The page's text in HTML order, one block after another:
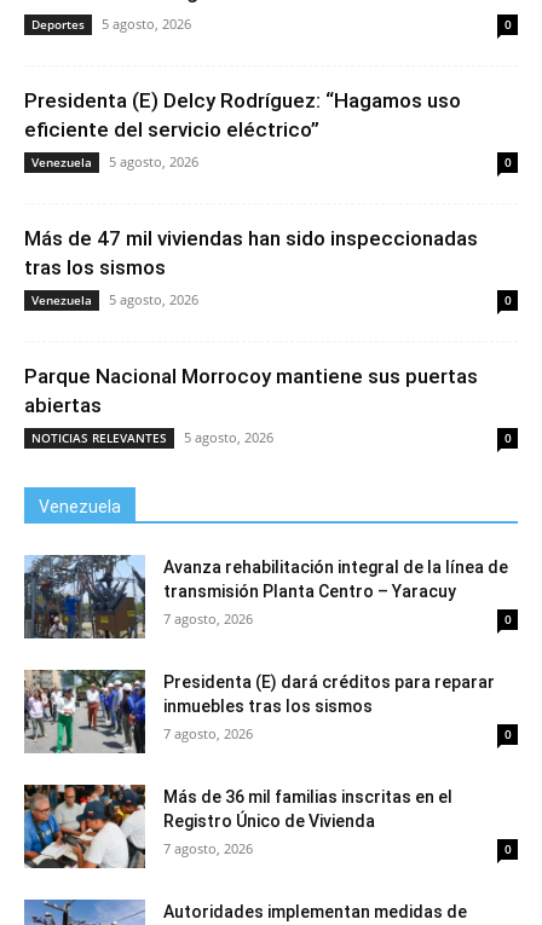
Deportes 5 agosto, 2026 0
Presidenta (E) Delcy Rodríguez: “Hagamos uso
eficiente del servicio eléctrico”
Venezuela 5 agosto, 2026 0
Más de 47 mil viviendas han sido inspeccionadas
tras los sismos
Venezuela 5 agosto, 2026 0
Parque Nacional Morrocoy mantiene sus puertas
abiertas
NOTICIAS RELEVANTES 5 agosto, 2026 0
Venezuela
Avanza rehabilitación integral de la línea de
transmisión Planta Centro – Yaracuy
7 agosto, 2026 0
Presidenta (E) dará créditos para reparar
inmuebles tras los sismos
7 agosto, 2026 0
Más de 36 mil familias inscritas en el
Registro Único de Vivienda
7 agosto, 2026 0
Autoridades implementan medidas de